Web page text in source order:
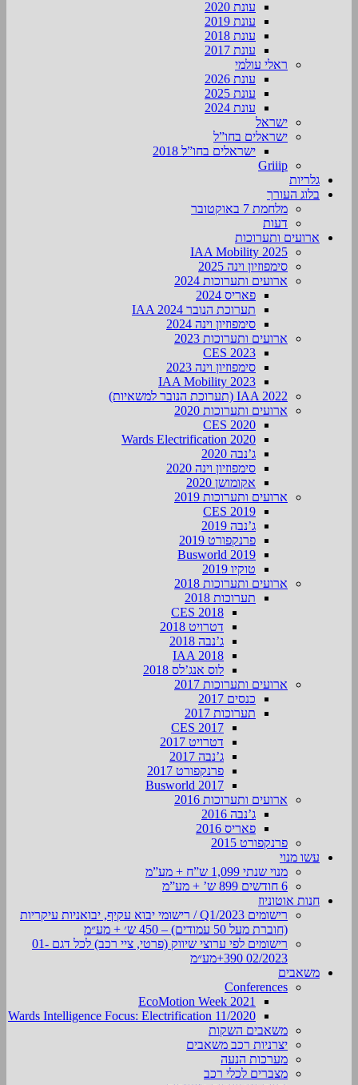
עונת 2020
עונת 2019
עונת 2018
עונת 2017
ראלי עולמי
עונת 2026
עונת 2025
עונת 2024
ישראל
ישראלים בחו”ל
ישראלים בחו”ל 2018
Griiip
גלריות
בלוג העורך
מלחמת 7 באוקטובר
דעות
ארועים ותערוכות
2025 IAA Mobility
סימפוזיון וינה 2025
ארועים ותערוכות 2024
פאריס 2024
תערוכת הנובר IAA 2024
סימפוזיון וינה 2024
ארועים ותערוכות 2023
CES 2023
סימפוזיון וינה 2023
IAA Mobility 2023
IAA 2022 (תערוכת הנובר למשאיות)
ארועים ותערוכות 2020
CES 2020
Wards Electrification 2020
ג’נבה 2020
סימפוזיון וינה 2020
אקומושן 2020
ארועים ותערוכות 2019
CES 2019
ג’נבה 2019
פרנקפורט 2019
Busworld 2019
טוקיו 2019
ארועים ותערוכות 2018
תערוכות 2018
CES 2018
דטרויט 2018
ג’נבה 2018
IAA 2018
לוס אנג’לס 2018
ארועים ותערוכות 2017
כנסים 2017
תערוכות 2017
CES 2017
דטרויט 2017
ג’נבה 2017
פרנקפורט 2017
Busworld 2017
ארועים ותערוכות 2016
ג’נבה 2016
פאריס 2016
פרנקפורט 2015
עשו מנוי
מנוי שנתי 1,099 ש”ח + מע”מ
6 חודשים 899 ש’ + מע”מ
חנות אוטוניוז
רישומים Q1/2023 / רישומי יבוא עקיף, יבואניות עיקריות
(חוברת מעל 50 עמודים) – 450 ש׳ + מע״מ
רישומים לפי ערוצי שיווק (פרטי, ציי רכב) לכל דגם 01-
02/2023 390+מע״מ
משאבים
Conferences
EcoMotion Week 2021
Wards Intelligence Focus: Electrification 11/2020
משאבים השקות
יצרניות רכב משאבים
מערכות הנעה
מצברים לכלי רכב